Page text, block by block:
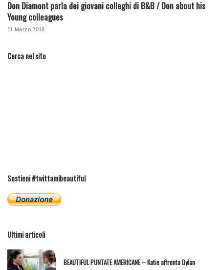
Don Diamont parla dei giovani colleghi di B&B / Don about his
Young colleagues
11 Marzo 2018
Cerca nel sito
Sostieni #twittamibeautiful
Ultimi articoli
BEAUTIFUL PUNTATE AMERICANE – Katie affronta Dylan